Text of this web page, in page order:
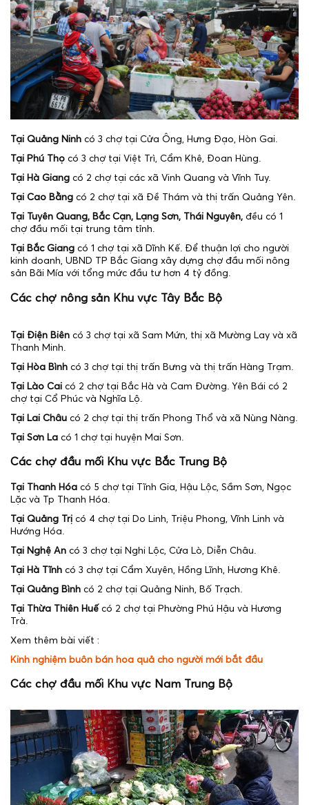
Tại Quảng Ninh có 3 chợ tại Cửa Ông, Hưng Đạo, Hòn Gai.
Tại Phú Thọ có 3 chợ tại Việt Trì, Cẩm Khê, Đoan Hùng.
Tại Hà Giang có 2 chợ tại các xã Vinh Quang và Vĩnh Tuy.
Tại Cao Bằng có 2 chợ tại xã Đề Thám và thị trấn Quảng Yên.
Tại Tuyên Quang, Bắc Cạn, Lạng Sơn, Thái Nguyên, đều có 1
chợ đầu mối tại trung tâm tỉnh.
Tại Bắc Giang có 1 chợ tại xã Dĩnh Kế. Để thuận lợi cho người
kinh doanh, UBND TP Bắc Giang xây dựng chợ đầu mối nông
sản Bãi Mía với tổng mức đầu tư hơn 4 tỷ đồng.
Các chợ nông sản Khu vực Tây Bắc Bộ
Tại Điện Biên có 3 chợ tại xã Sam Mứn, thị xã Mường Lay và xã
Thanh Minh.
Tại Hòa Bình có 3 chợ tại thị trấn Bưng và thị trấn Hàng Trạm.
Tại Lào Cai có 2 chợ tại Bắc Hà và Cam Đường. Yên Bái có 2
chợ tại Cổ Phúc và Nghĩa Lộ.
Tại Lai Châu có 2 chợ tại thị trấn Phong Thổ và xã Nùng Nàng.
Tại Sơn La có 1 chợ tại huyện Mai Sơn.
Các chợ đầu mối Khu vực Bắc Trung Bộ
Tại Thanh Hóa có 5 chợ tại Tĩnh Gia, Hậu Lộc, Sầm Sơn, Ngọc
Lặc và Tp Thanh Hóa.
Tại Quảng Trị có 4 chợ tại Do Linh, Triệu Phong, Vĩnh Linh và
Hướng Hóa.
Tại Nghệ An có 3 chợ tại Nghi Lộc, Cửa Lò, Diễn Châu.
Tại Hà Tĩnh có 3 chợ tại Cẩm Xuyên, Hồng Lĩnh, Hương Khê.
Tại Quảng Bình có 2 chợ tại Quảng Ninh, Bố Trạch.
Tại Thừa Thiên Huế có 2 chợ tại Phường Phú Hậu và Hương
Trà.
Xem thêm bài viết :
Kinh nghiệm buôn bán hoa quả cho người mới bắt đầu
Các chợ đầu mối Khu vực Nam Trung Bộ